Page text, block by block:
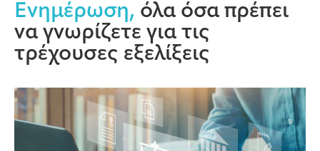
Ενημέρωση, όλα όσα πρέπει
να γνωρίζετε για τις
τρέχουσες εξελίξεις